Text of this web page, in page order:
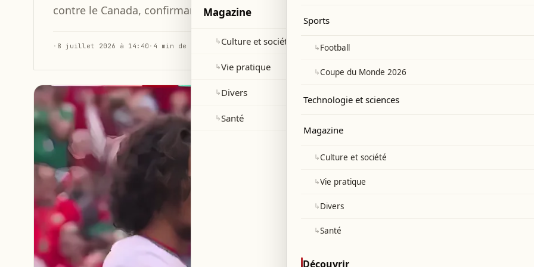
contre le Canada, confirmant son rôle clé dans ce Mondial 2026.
· 8 juillet 2026 à 14:40 · 4 min de lecture
Magazine
↳Culture et société
↳Vie pratique
↳Divers
↳Santé
Sports
↳Football
↳Coupe du Monde 2026
Technologie et sciences
Magazine
↳Culture et société
↳Vie pratique
↳Divers
↳Santé
Découvrir